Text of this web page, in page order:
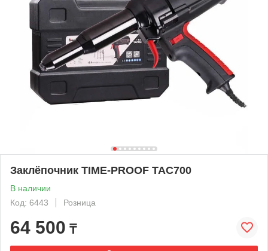
Заклёпочник TIME-PROOF TAC700
В наличии
Код: 6443
Розница
64 500 ₸